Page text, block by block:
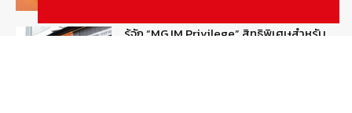
รู้จัก “MG IM Privilege” สิทธิพิเศษสำหรับ